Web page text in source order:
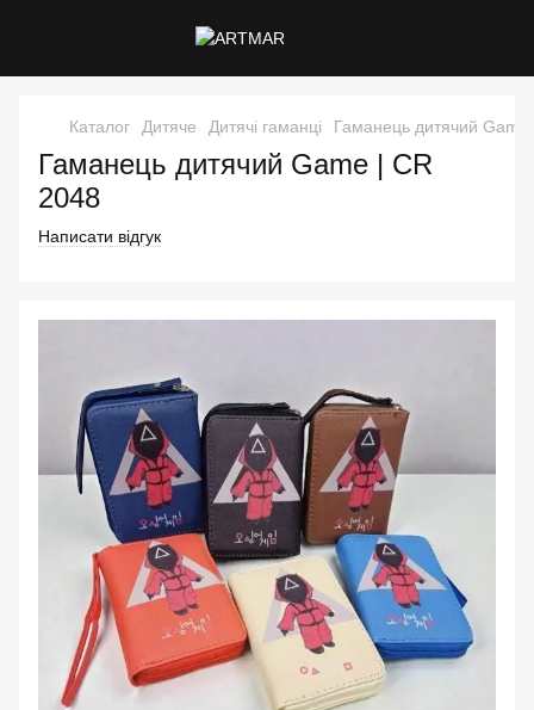
Каталог Дитяче Дитячі гаманці Гаманець дитячий Game
Гаманець дитячий Game | CR
2048
Написати відгук